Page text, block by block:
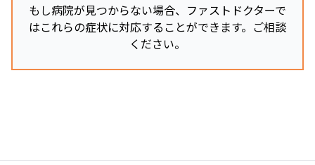
もし病院が見つからない場合、ファストドクターで
はこれらの症状に対応することができます。ご相談
ください。